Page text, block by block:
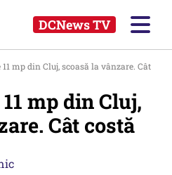
DCNews TV
mp din Cluj, scoasă la vânzare. Cât
mp din Cluj,
Cât costă